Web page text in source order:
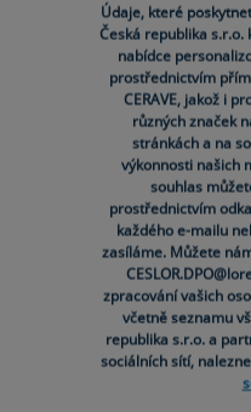
Údaje, které
Česká republika s.r.o.
nabídce
prostřednictvím
CERAVE, jakož i
různých značek
stránkách a na
výkonnosti našich
souhlas
prostřednictvím
každého e-mailu
zasíláme. Můžete
zpracování vašich
včetně seznamu
republika s.r.o. a
sociálních sítí,
Údaje, které
Česká republika s.r.o.
nabídce
prostřednictvím
CERAVE, jakož i
různých značek
stránkách a na
výkonnosti našich
souhlas
prostřednictvím
každého e-mailu
zasíláme. Můžete
zpracování vašich
včetně seznamu
republika s.r.o. a
sociálních sítí,